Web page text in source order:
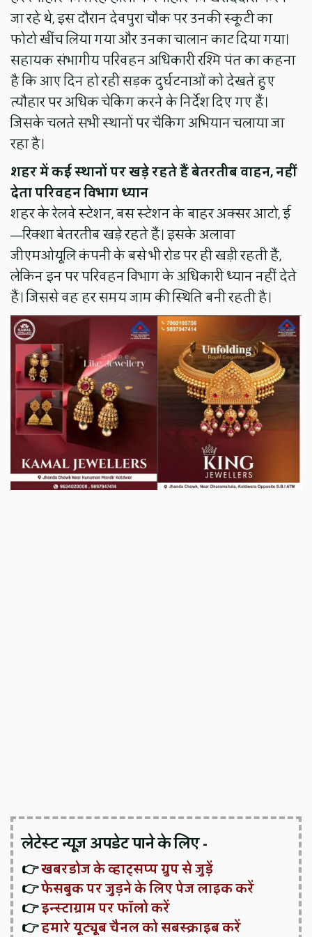
जा रहे थे, इस दौरान देवपुरा चौक पर उनकी स्कूटी का
फोटो खींच लिया गया और उनका चालान काट दिया गया।
सहायक संभागीय परिवहन अधिकारी रश्मि पंत का कहना
है कि आए दिन हो रही सड़क दुर्घटनाओं को देखते हुए
त्यौहार पर अधिक चेकिंग करने के निर्देश दिए गए हैं।
जिसके चलते सभी स्थानों पर चैकिंग अभियान चलाया जा
रहा है।
शहर में कई स्थानों पर खड़े रहते हैं बेतरतीब वाहन, नहीं
देता परिवहन विभाग ध्यान
शहर के रेलवे स्टेशन, बस स्टेशन के बाहर अक्सर आटो, ई
—रिक्शा बेतरतीब खड़े रहते हैं। इसके अलावा
जीएमओयूलि कंपनी के बसे भी रोड पर ही खड़ी रहती हैं,
लेकिन इन पर परिवहन विभाग के अधिकारी ध्यान नहीं देते
हैं। जिससे वह हर समय जाम की स्थिति बनी रहती है।
लेटेस्ट न्यूज़ अपडेट पाने के लिए -
👉खबरडोज के व्हाट्सप्प ग्रुप से जुड़ें
👉फेसबुक पर जुड़ने के लिए पेज लाइक करें
👉इन्स्टाग्राम पर फॉलो करें
👉हमारे यूट्यूब चैनल को सबस्क्राइब करें